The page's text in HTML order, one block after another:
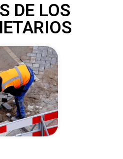
DE LOS